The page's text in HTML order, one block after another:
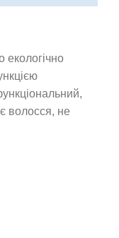
екологічно
волосся, не